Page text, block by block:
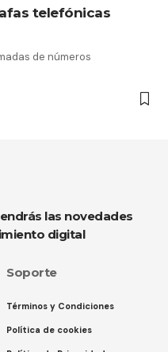
telefónicas
de números
digital
Soporte
Términos y Condiciones
Política de cookies